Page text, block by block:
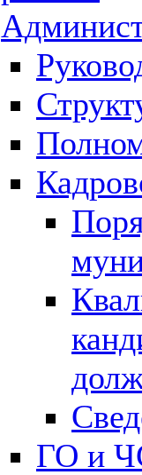
ГО и